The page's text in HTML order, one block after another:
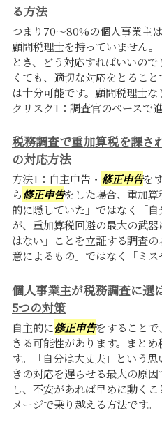
る方法
つまり70〜80%の個人事業主は
顧問税理士を持っていません
とき、どう対応すればいいの
くても、適切な対応をとるこ
は十分可能です。顧問税理士
クリスク1：調査官のペースで
税務調査で重加算税を課さ
の対応方法
方法1：自主申告・ 修正申告を
ら修正申告をした場合、重加
的に隠していた」ではなく「
が、重加算税回避の最大の武
はない」ことを立証する調査
意によるもの」ではなく「ミ
個人事業主が税務調査に選
5つの対策
自主的に修正申告をすること
きる可能性があります。まと
す。「自分は大丈夫」という
きの対応を遅らせる最大の原
し、不安があれば早めに動く
メージで乗り越える方法です